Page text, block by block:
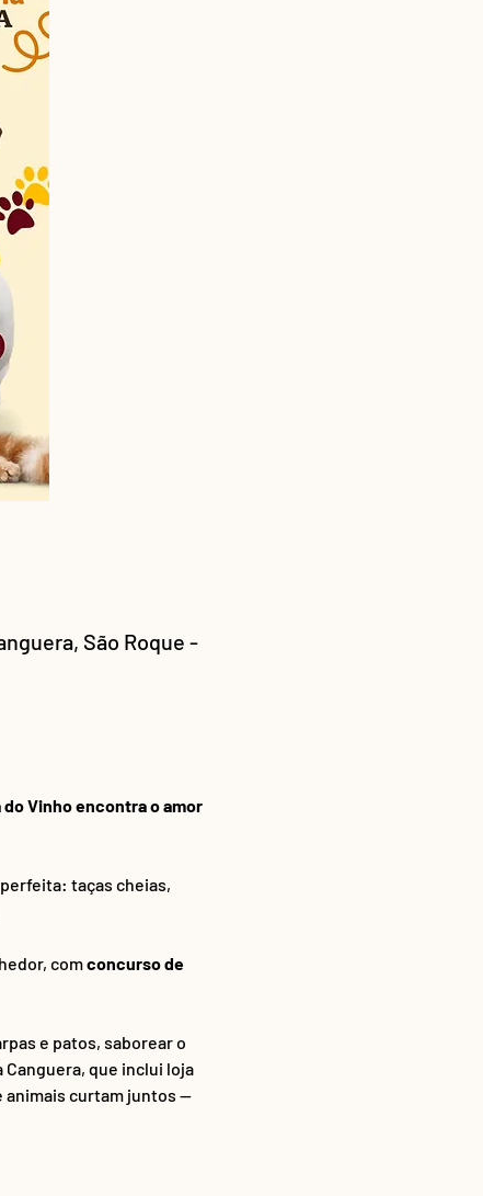
São Roque -
do Vinho encontra o amor
taças cheias,
com concurso de
e patos, saborear o
que inclui loja
animais curtam juntos —